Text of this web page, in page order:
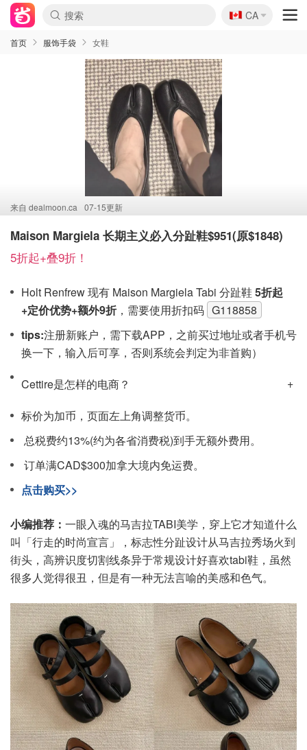
🇨🇦
CA
首页 服饰手袋 女鞋
来自 dealmoon.ca 07-15更新
Maison Margiela 长期主义必入分趾鞋$951(原$1848)
5折起+叠9折！
Holt Renfrew 现有 Maison Margiela Tabi 分趾鞋 5折起
+定价优势+额外9折 ，需要使用折扣码 G118858
tips:注‮新册‬账户，需下载APP，之前买过地址或者手机号
换一下，输入后可享，否则系统会‮定判‬为非首购）
Cettire是怎样的电商？
标价为加币，页面左上角调整货币。
总税费约13%(约为各省消费税)到手无额外费用。
订单满CAD$300加拿大境内免运费。
点击购买>>
小编推荐： 一眼入魂的马吉拉TABI美学，穿上它才知道什么
叫「行走的时尚宣言」，标志性分趾设计从马吉拉秀场火到
街头，高辨识度切割线条异于常规设计好喜欢tabi鞋，虽然
很多人觉得很丑，但是有一种无法言喻的美感和色气。